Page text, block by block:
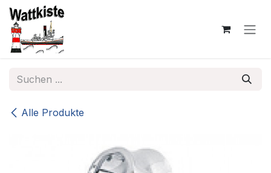
Zum Inhalt springen
Alle Produkte